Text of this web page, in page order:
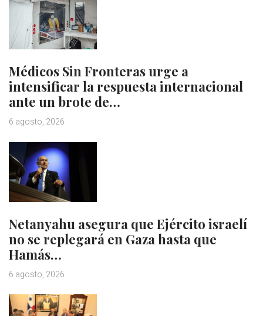
Médicos Sin Fronteras urge a
intensificar la respuesta internacional
ante un brote de…
6 agosto, 2026
Netanyahu asegura que Ejército israelí
no se replegará en Gaza hasta que
Hamás…
6 agosto, 2026